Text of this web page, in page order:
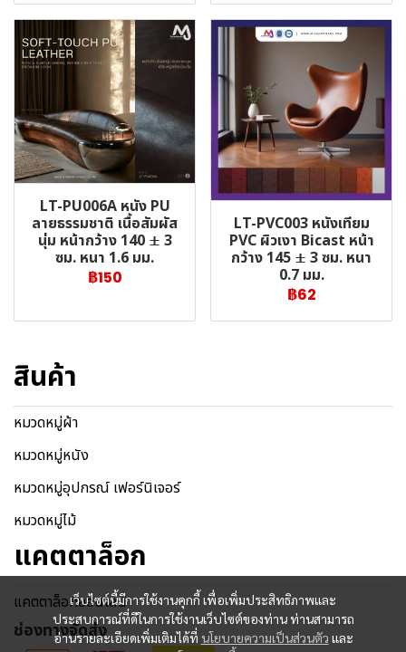
LT-PU006A หนัง PU
ลายธรรมชาติ เนื้อสัมผัส
นุ่ม หน้ากว้าง 140 ± 3
ซม. หนา 1.6 มม.
฿150
LT-PVC003 หนังเทียม
PVC ผิวเงา Bicast หน้า
กว้าง 145 ± 3 ซม. หนา
0.7 มม.
฿62
เว็บไซต์นี้มีการใช้งานคุกกี้ เพื่อเพิ่มประสิทธิภาพและ
ประสบการณ์ที่ดีในการใช้งานเว็บไซต์ของท่าน ท่านสามารถ
อ่านรายละเอียดเพิ่มเติมได้ที่ นโยบายความเป็นส่วนตัว และ
สินค้า
หมวดหมู่ผ้า
หมวดหมู่หนัง
หมวดหมู่อุปกรณ์ เฟอร์นิเจอร์
หมวดหมู่ไม้
แคตตาล็อก
แคตตาล็อกออนไลน์
ช่องทางจัดส่ง